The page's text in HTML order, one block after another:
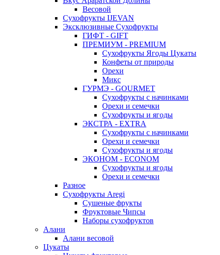
Весовой
Сухофрукты IJEVAN
Эксклюзивные Сухофрукты
ГИФТ - GIFT
ПРЕМИУМ - PREMIUM
Сухофрукты Ягоды Цукаты
Конфеты от природы
Орехи
Микс
ГУРМЭ - GOURMET
Сухофрукты с начинками
Орехи и семечки
Сухофрукты и ягоды
ЭКСТРА - EXTRA
Сухофрукты с начинками
Орехи и семечки
Сухофрукты и ягоды
ЭКОНОМ - ECONOM
Сухофрукты и ягоды
Орехи и семечки
Разное
Сухофрукты Aregi
Сушеные фрукты
Фруктовые Чипсы
Наборы сухофруктов
Алани
Алани весовой
Цукаты